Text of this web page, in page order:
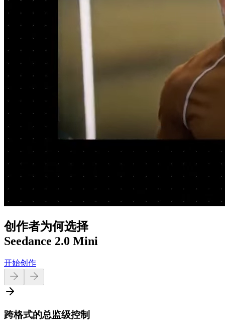
创作者为何选择
Seedance 2.0 Mini
开始创作
跨格式的总监级控制